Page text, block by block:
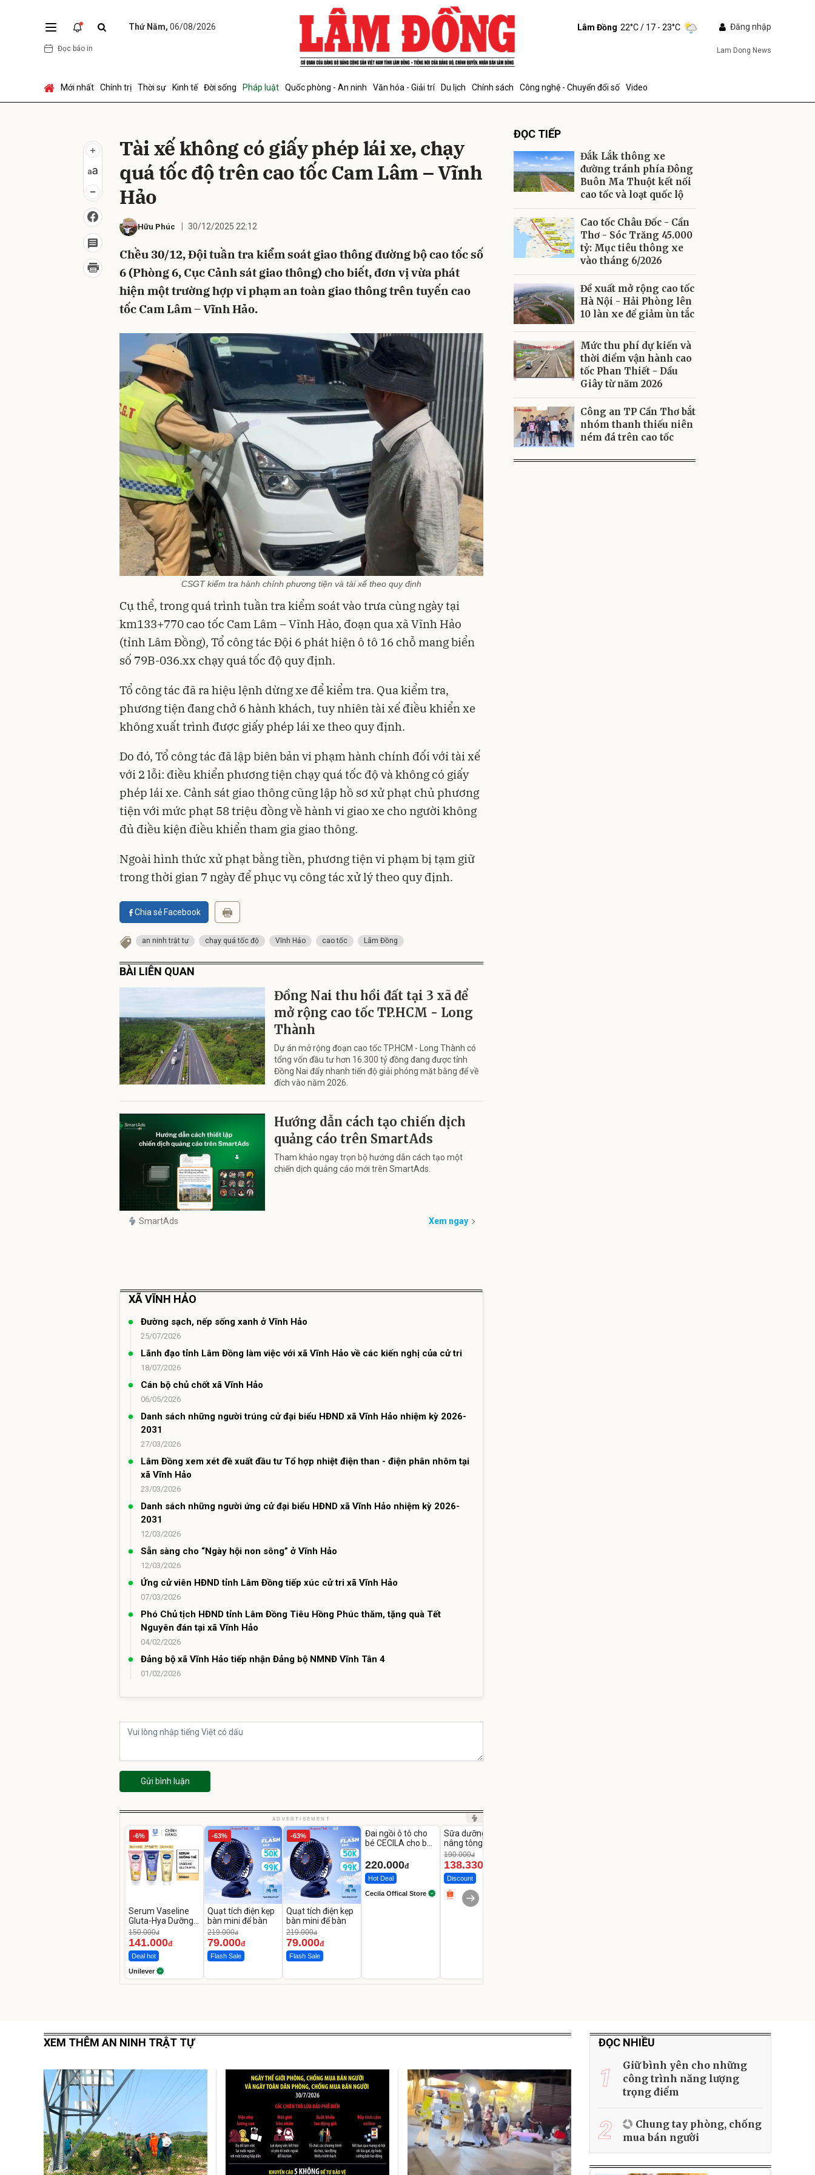
Thứ Năm, 06/08/2026
Đọc báo in
Lâm Đồng 22°C/ 17 - 23°C Đăng nhập
Lam Dong News
Mới nhất Chính trị Thời sự Kinh tế Đời sống Pháp luật Quốc phòng - An ninh Văn hóa - Giải trí Du lịch Chính sách Công nghệ - Chuyển đổi số Video
Tài xế không có giấy phép lái xe, chạy
quá tốc độ trên cao tốc Cam Lâm – Vĩnh
Hảo
Hữu Phúc 30/12/2025 22:12
Chều 30/12, Đội tuần tra kiểm soát giao thông đường bộ cao tốc số
6 (Phòng 6, Cục Cảnh sát giao thông) cho biết, đơn vị vừa phát
hiện một trường hợp vi phạm an toàn giao thông trên tuyến cao
tốc Cam Lâm – Vĩnh Hảo.
CSGT kiểm tra hành chính phương tiện và tài xế theo quy định
Cụ thể, trong quá trình tuần tra kiểm soát vào trưa cùng ngày tại
km133+770 cao tốc Cam Lâm – Vĩnh Hảo, đoạn qua xã Vĩnh Hảo
(tỉnh Lâm Đồng), Tổ công tác Đội 6 phát hiện ô tô 16 chỗ mang biển
số 79B-036.xx chạy quá tốc độ quy định.
Tổ công tác đã ra hiệu lệnh dừng xe để kiểm tra. Qua kiểm tra,
phương tiện đang chở 6 hành khách, tuy nhiên tài xế điều khiển xe
không xuất trình được giấy phép lái xe theo quy định.
Do đó, Tổ công tác đã lập biên bản vi phạm hành chính đối với tài xế
với 2 lỗi: điều khiển phương tiện chạy quá tốc độ và không có giấy
phép lái xe. Cảnh sát giao thông cũng lập hồ sơ xử phạt chủ phương
tiện với mức phạt 58 triệu đồng về hành vi giao xe cho người không
đủ điều kiện điều khiển tham gia giao thông.
Ngoài hình thức xử phạt bằng tiền, phương tiện vi phạm bị tạm giữ
trong thời gian 7 ngày để phục vụ công tác xử lý theo quy định.
Chia sẻ Facebook
an ninh trật tự chạy quá tốc độ Vĩnh Hảo cao tốc Lâm Đồng
BÀI LIÊN QUAN
Đồng Nai thu hồi đất tại 3 xã để
mở rộng cao tốc TP.HCM - Long
Thành
Dự án mở rộng đoạn cao tốc TP.HCM - Long Thành có
tổng vốn đầu tư hơn 16.300 tỷ đồng đang được tỉnh
Đồng Nai đẩy nhanh tiến độ giải phóng mặt bằng để về
đích vào năm 2026.
Hướng dẫn cách tạo chiến dịch
quảng cáo trên SmartAds
Tham khảo ngay trọn bộ hướng dẫn cách tạo một
chiến dịch quảng cáo mới trên SmartAds.
SmartAds Xem ngay
XÃ VĨNH HẢO
Đường sạch, nếp sống xanh ở Vĩnh Hảo
25/07/2026
Lãnh đạo tỉnh Lâm Đồng làm việc với xã Vĩnh Hảo về các kiến nghị của cử tri
18/07/2026
Cán bộ chủ chốt xã Vĩnh Hảo
06/05/2026
Danh sách những người trúng cử đại biểu HĐND xã Vĩnh Hảo nhiệm kỳ 2026-
2031
27/03/2026
Lâm Đồng xem xét đề xuất đầu tư Tổ hợp nhiệt điện than - điện phân nhôm tại
xã Vĩnh Hảo
23/03/2026
Danh sách những người ứng cử đại biểu HĐND xã Vĩnh Hảo nhiệm kỳ 2026-
2031
12/03/2026
Sẵn sàng cho “Ngày hội non sông” ở Vĩnh Hảo
12/03/2026
Ứng cử viên HĐND tỉnh Lâm Đồng tiếp xúc cử tri xã Vĩnh Hảo
07/03/2026
Phó Chủ tịch HĐND tỉnh Lâm Đồng Tiêu Hồng Phúc thăm, tặng quà Tết
Nguyên đán tại xã Vĩnh Hảo
04/02/2026
Đảng bộ xã Vĩnh Hảo tiếp nhận Đảng bộ NMNĐ Vĩnh Tân 4
01/02/2026
Gửi bình luận
ADVERTISEMENT
-6%
Serum Vaseline
Gluta-Hya Dưỡng
Da Sáng Mịn Sau 7
Ngày
150.000đ
141.000đ
Deal hot
Unilever
-63%
Quạt tích điện kẹp
bàn mini để bàn
219.000đ
79.000đ
Flash Sale
-63%
Quạt tích điện kẹp
bàn mini để bàn
219.000đ
79.000đ
Flash Sale
Đai ngồi ô tô cho
bé CECILA cho bé
220.000đ
Hot Deal
Cecila Offical Store
-27%
Unmute
Sữa dưỡng thể
nâng tông tức thì
Vaseline Body
190.000đ
138.330
Discount
ĐỌC TIẾP
Đắk Lắk thông xe
đường tránh phía Đông
Buôn Ma Thuột kết nối
cao tốc và loạt quốc lộ
Cao tốc Châu Đốc - Cần
Thơ - Sóc Trăng 45.000
tỷ: Mục tiêu thông xe
vào tháng 6/2026
Đề xuất mở rộng cao tốc
Hà Nội - Hải Phòng lên
10 làn xe để giảm ùn tắc
Mức thu phí dự kiến và
thời điểm vận hành cao
tốc Phan Thiết - Dầu
Giây từ năm 2026
Công an TP Cần Thơ bắt
nhóm thanh thiếu niên
ném đá trên cao tốc
XEM THÊM AN NINH TRẬT TỰ ĐỌC NHIỀU
1
Giữ bình yên cho những
công trình năng lượng
trọng điểm
2
Chung tay phòng, chống
mua bán người
Gửi bình luận